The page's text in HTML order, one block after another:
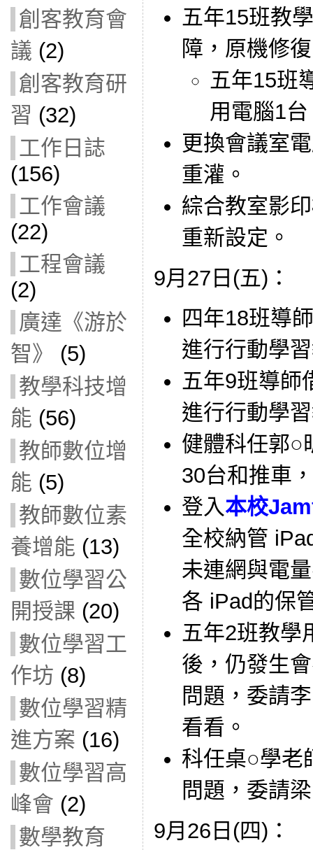
創客教育會
議 (2)
創客教育研
習 (32)
工作日誌
(156)
工作會議
(22)
工程會議
(2)
廣達《游於
智》
(5)
教學科技增
能 (56)
教師數位增
能 (5)
教師數位素
養增能 (13)
數位學習公
開授課 (20)
數位學習工
作坊 (8)
數位學習精
進方案 (16)
數位學習高
峰會 (2)
數學教育
五年15班教
障，原機修
五年15班
用電腦1台
更換會議室
重灌。
綜合教室影
重新設定。
9月27日(五)：
四年18班導
進行行動學
五年9班導師
進行行動學
健體科任郭○
30台和推車
登入本校
全校納管
未連網與電
各 iPad的保
五年2班教學
後，仍發生
問題，委請
看看。
科任桌○學老
問題，委請
9月26日(四)：